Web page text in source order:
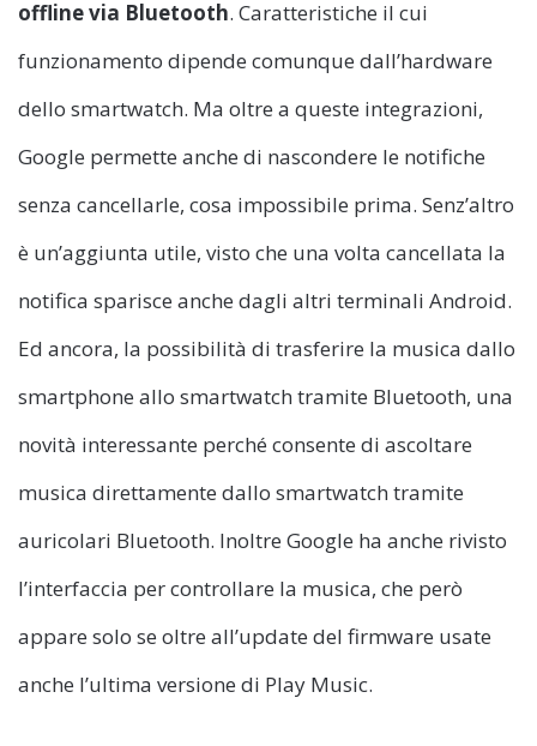
offline via Bluetooth. Caratteristiche il cui
funzionamento dipende comunque dall’hardware
dello smartwatch. Ma oltre a queste integrazioni,
Google permette anche di nascondere le notifiche
senza cancellarle, cosa impossibile prima. Senz’altro
è un’aggiunta utile, visto che una volta cancellata la
notifica sparisce anche dagli altri terminali Android.
Ed ancora, la possibilità di trasferire la musica dallo
smartphone allo smartwatch tramite Bluetooth, una
novità interessante perché consente di ascoltare
musica direttamente dallo smartwatch tramite
auricolari Bluetooth. Inoltre Google ha anche rivisto
l’interfaccia per controllare la musica, che però
appare solo se oltre all’update del firmware usate
anche l’ultima versione di Play Music.